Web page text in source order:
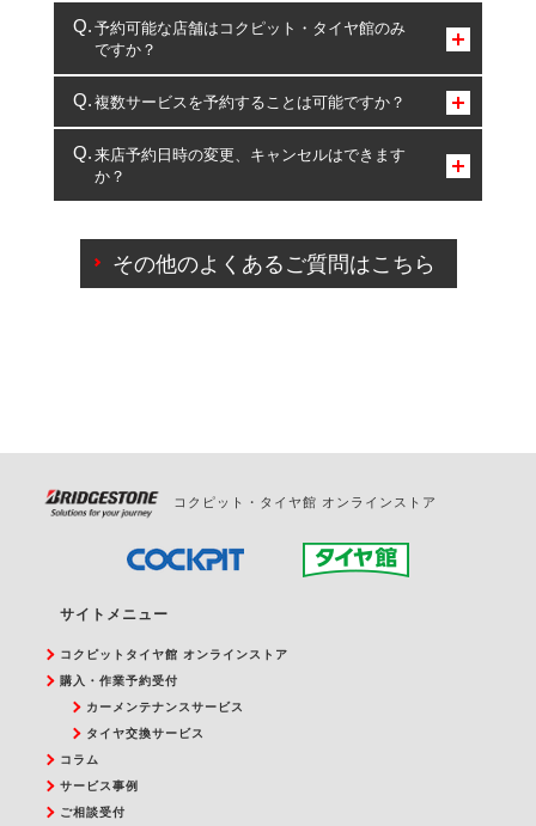
予約可能な店舗はコクピット・タイヤ館のみ
ですか？
コクピット・タイヤ館のみとなります。
複数サービスを予約することは可能ですか？
複数サービスのご予約は可能です。
一部の商品・サービスの組み合わせに限り、同時にご予約が
出来ないものもございます。
来店予約日時の変更、キャンセルはできます
か？
ご来店予約日の3営業日前を過ぎている場合のご予約
の日時変更につきましては、直接ご予約の店舗まで
その他のよくあるご質問はこちら
コクピット・タイヤ館 オンラインストア
サイトメニュー
コクピットタイヤ館 オンラインストア
購入・作業予約受付
カーメンテナンスサービス
タイヤ交換サービス
コラム
サービス事例
ご相談受付